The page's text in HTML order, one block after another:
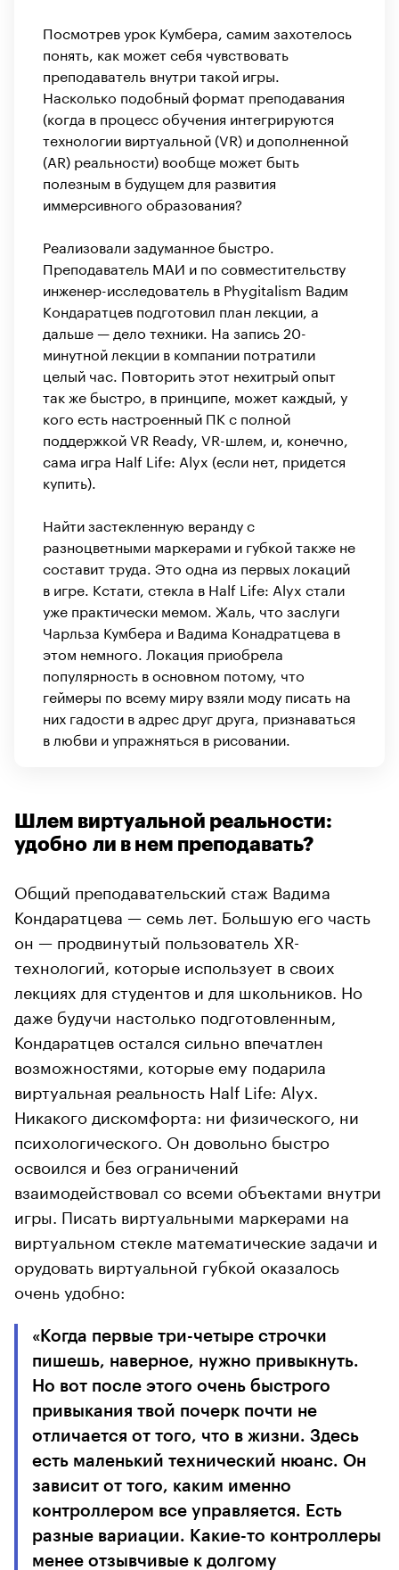
Посмотрев урок Кумбера, самим захотелось
понять, как может себя чувствовать
преподаватель внутри такой игры.
Насколько подобный формат преподавания
(когда в процесс обучения интегрируются
технологии виртуальной (VR) и дополненной
(AR) реальности) вообще может быть
полезным в будущем для развития
иммерсивного образования?
Реализовали задуманное быстро.
Преподаватель МАИ и по совместительству
инженер-исследователь в Phygitalism Вадим
Кондаратцев подготовил план лекции, а
дальше — дело техники. На запись 20-
минутной лекции в компании потратили
целый час. Повторить этот нехитрый опыт
так же быстро, в принципе, может каждый, у
кого есть настроенный ПК с полной
поддержкой VR Ready, VR-шлем, и, конечно,
сама игра Half Life: Alyx (если нет, придется
купить).
Найти застекленную веранду с
разноцветными маркерами и губкой также не
составит труда. Это одна из первых локаций
в игре. Кстати, стекла в Half Life: Alyx стали
уже практически мемом. Жаль, что заслуги
Чарльза Кумбера и Вадима Конадратцева в
этом немного. Локация приобрела
популярность в основном потому, что
геймеры по всему миру взяли моду писать на
них гадости в адрес друг друга, признаваться
в любви и упражняться в рисовании.
Шлем виртуальной реальности:
удобно ли в нем преподавать?
Общий преподавательский стаж Вадима
Кондаратцева — семь лет. Большую его часть
он — продвинутый пользователь XR-
технологий, которые использует в своих
лекциях для студентов и для школьников. Но
даже будучи настолько подготовленным,
Кондаратцев остался сильно впечатлен
возможностями, которые ему подарила
виртуальная реальность Half Life: Alyx.
Никакого дискомфорта: ни физического, ни
психологического. Он довольно быстро
освоился и без ограничений
взаимодействовал со всеми объектами внутри
игры. Писать виртуальными маркерами на
виртуальном стекле математические задачи и
орудовать виртуальной губкой оказалось
очень удобно:
«Когда первые три-четыре строчки
пишешь, наверное, нужно привыкнуть.
Но вот после этого очень быстрого
привыкания твой почерк почти не
отличается от того, что в жизни. Здесь
есть маленький технический нюанс. Он
зависит от того, каким именно
контроллером все управляется. Есть
разные вариации. Какие-то контроллеры
менее отзывчивые к долгому